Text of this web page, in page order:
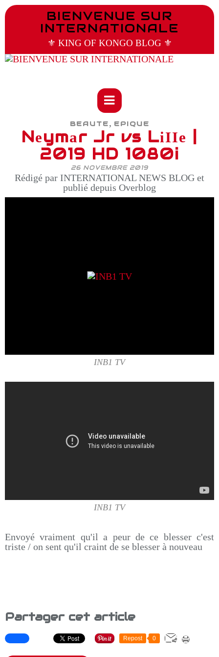
BIENVENUE SUR
INTERNATIONALE
⚜️ KING OF KONGO BLOG ⚜️
BEAUTE, EPIQUE
Nеymаr Jr vs LіІІе |
2019 HD 1080i
26 NOVEMBRE 2019
Rédigé par INTERNATIONAL NEWS BLOG et
publié depuis Overblog
INB1 TV
INB1 TV
Envoyé vraiment qu'il a peur de ce blesser c'est
triste / on sent qu'il craint de se blesser à nouveau
Partager cet article
Repost 0